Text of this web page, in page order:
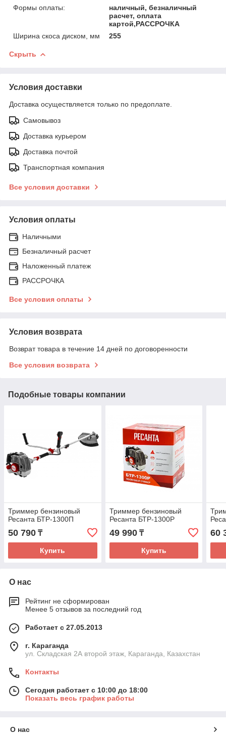
Формы оплаты:
наличный, безналичный
расчет, оплата
картой,РАССРОЧКА
Ширина скоса диском, мм
255
Скрыть
Условия доставки
Доставка осуществляется только по предоплате.
Самовывоз
Доставка курьером
Доставка почтой
Транспортная компания
Все условия доставки
Условия оплаты
Наличными
Безналичный расчет
Наложенный платеж
РАССРОЧКА
Все условия оплаты
Условия возврата
Возврат товара в течение 14 дней по договоренности
Все условия возврата
Подобные товары компании
Триммер бензиновый
Ресанта БТР-1300П
50 790 ₸
Купить
Триммер бензиновый
Ресанта БТР-1300Р
49 990₸
Купить
60
О нас
Рейтинг не сформирован
Менее 5 отзывов за последний год
Работает с 27.05.2013
г. Караганда
ул. Складская 2А второй этаж, Караганда, Казахстан
Контакты
Сегодня работает с 10:00 до 18:00
Показать весь график работы
О нас